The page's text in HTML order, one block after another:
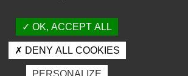
légales
OK, ACCEPT ALL
DENY ALL COOKIES
PERSONALIZE